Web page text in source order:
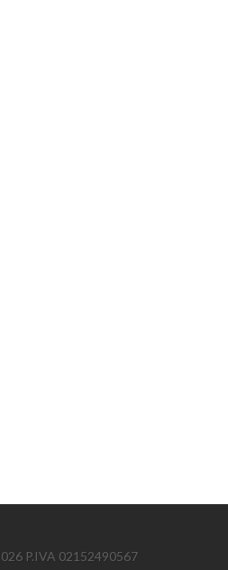
P.IVA 02152490567